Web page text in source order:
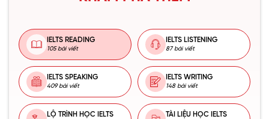
IELTS READING
105 bài viết
IELTS LISTENING
87 bài viết
IELTS SPEAKING
409 bài viết
IELTS WRITING
148 bài viết
LỘ TRÌNH HỌC IELTS TÀI LIỆU HỌC IELTS